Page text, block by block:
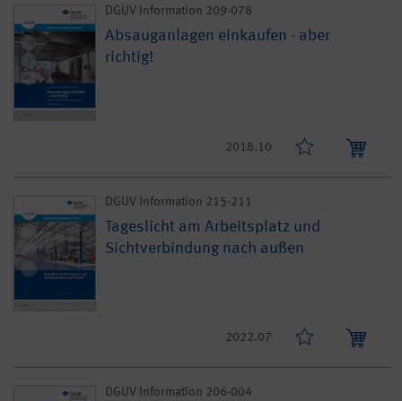
DGUV Information 209-078
Absauganlagen einkaufen - aber
richtig!
2018.10
DGUV Information 215-211
Tageslicht am Arbeitsplatz und
Sichtverbindung nach außen
2022.07
DGUV Information 206-004